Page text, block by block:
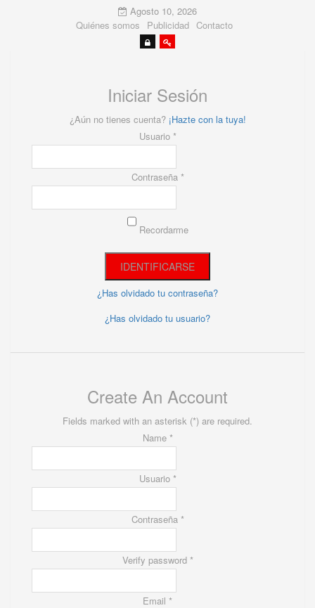
Agosto 10, 2026
Quiénes somos
Publicidad Contacto
Iniciar Sesión
¿Aún no tienes cuenta? ¡Hazte con la tuya!
Usuario *
Contraseña *
Recordarme
¿Has olvidado tu contraseña?
¿Has olvidado tu usuario?
Create An Account
Fields marked with an asterisk (*) are required.
Name *
Usuario *
Contraseña *
Verify password *
Email *